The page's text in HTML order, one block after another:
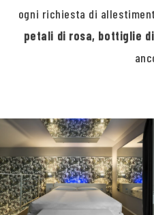
ogni richiesta di
petali di rosa, bottiglie